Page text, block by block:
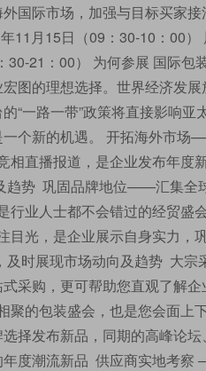
国际市场，加强与目标买家
11月15日（09：30-10：00）
21：00） 为何参展 国际包
图的理想选择。世界经济发
“一路一带”政策将直接影响
个新的机遇。 开拓海外市
直播报道，是企业发布年
趋势 巩固品牌地位——汇集全
业人士都不会错过的经贸盛
光，是企业展示自身实力，
及时展现市场动向及趋势 大
采购，更可帮助您直观了解
的包装盛会，也是您会面上
发布新品，同期的高峰论坛
度潮流新品 供应商实地考